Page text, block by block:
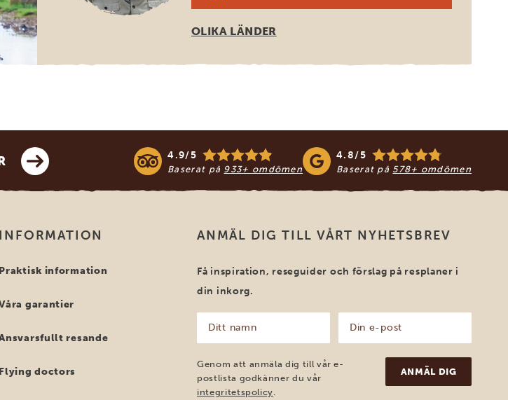
OLIKA LÄNDER
4.9/5
Baserat på 933+ omdömen
4.8/5
Baserat på 578+ omdömen
INFORMATION
Praktisk information
garantier
resande
Flying doctors
ANMÄL DIG TILL VÅRT NYHETSBREV
Få inspiration, reseguider och förslag på resplaner i
din inkorg.
namn
(Obligatoriskt)
post
(Obligatoriskt)
Genom att anmäla dig till vår e-
postlista godkänner du vår
integritetspolicy.